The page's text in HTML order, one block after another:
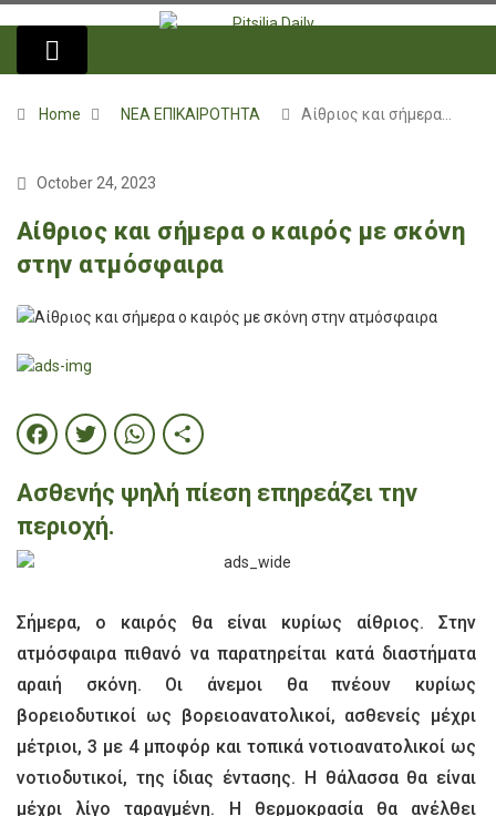
Home ΝΕΑ ΕΠΙΚΑΙΡΟΤΗΤΑ Αίθριος και σήμερα…
October 24, 2023
Αίθριος και σήμερα ο καιρός με σκόνη
στην ατμόσφαιρα
Facebook
Twitter
WhatsApp
Share
Ασθενής ψηλή πίεση επηρεάζει την
περιοχή.
Σήμερα, ο καιρός θα είναι κυρίως αίθριος. Στην
ατμόσφαιρα πιθανό να παρατηρείται κατά διαστήματα
αραιή σκόνη. Οι άνεμοι θα πνέουν κυρίως
βορειοδυτικοί ως βορειοανατολικοί, ασθενείς μέχρι
μέτριοι, 3 με 4 μποφόρ και τοπικά νοτιοανατολικοί ως
νοτιοδυτικοί, της ίδιας έντασης. Η θάλασσα θα είναι
μέχρι λίγο ταραγμένη. Η θερμοκρασία θα ανέλθει